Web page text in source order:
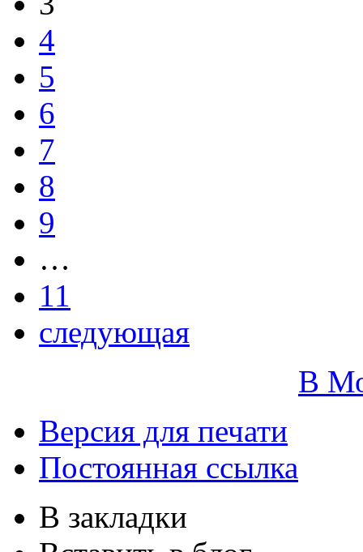
4
5
6
7
8
9
…
11
следующая
В
Версия для печати
Постоянная ссылка
В закладки